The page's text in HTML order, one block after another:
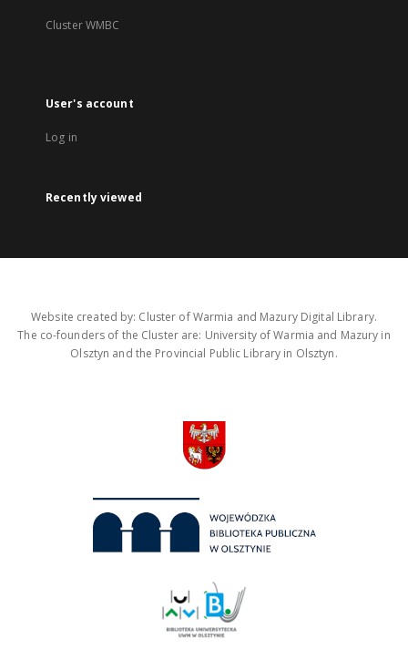
Cluster WMBC
User's account
Log in
Recently viewed
Website created by: Cluster of Warmia and Mazury Digital Library.
The co-founders of the Cluster are: University of Warmia and Mazury in
Olsztyn and the Provincial Public Library in Olsztyn.